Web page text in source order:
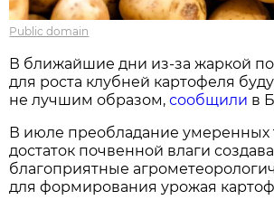
Public domain
В ближайшие дни из-за жаркой
для роста клубней картофеля
не лучшим образом,сообщили в
В июле преобладание умеренных
достаток почвенной влаги
благоприятные
для формирования урожая